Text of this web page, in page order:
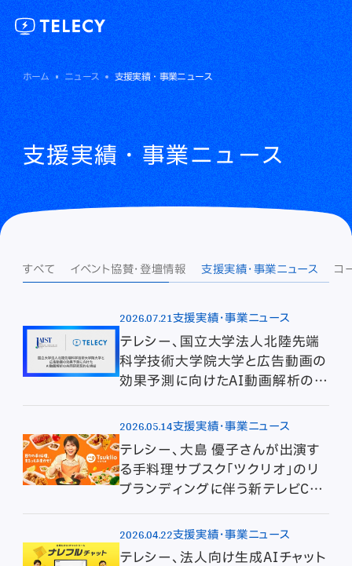
ホーム ニュース 支援実績・事業ニュース
支援実績・事業ニュース
すべて イベント協賛・登壇情報 支援実績・事業ニュース コ
2026.07.21支援実績・事業ニュース
テレシー、国立大学法人北陸先端
科学技術大学院大学と広告動画の
効果予測に向けたAI動画解析の共
2026.05.14支援実績・事業ニュース
テレシー、大島 優子さんが出演す
る手料理サブスク「ツクリオ」のリ
ブランディングに伴う新テレビCM
2026.04.22支援実績・事業ニュース
テレシー、法人向け生成AIチャット